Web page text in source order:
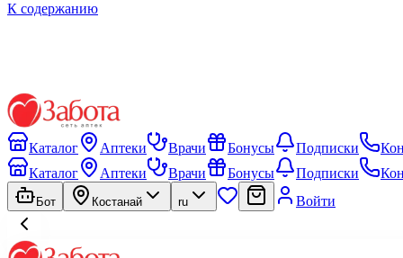
К содержанию
Каталог Аптеки Врачи Бонусы Подписки
Каталог
Аптеки Врачи Бонусы Подписки
Бот Костанай ru Войти